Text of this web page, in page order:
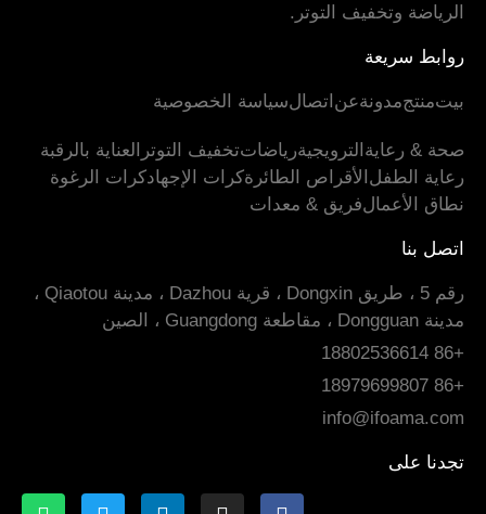
الرياضة وتخفيف التوتر.
روابط سريعة
بيتمنتجمدونةعن اتصالسياسة الخصوصية
صحة & رعاية الترويجيةرياضاتتخفيف التوتر العناية بالرقبة
رعاية الطفل الأقراص الطائرةكرات الإجهادكرات الرغوة
نطاق الأعمالفريق & معدات
اتصل بنا
رقم 5 ، طريق Dongxin ، قرية Dazhou ، مدينة Qiaotou ،
مدينة Dongguan ، مقاطعة Guangdong ، الصين
+86 18802536614
+86 18979699807
info@ifoama.com
تجدنا على